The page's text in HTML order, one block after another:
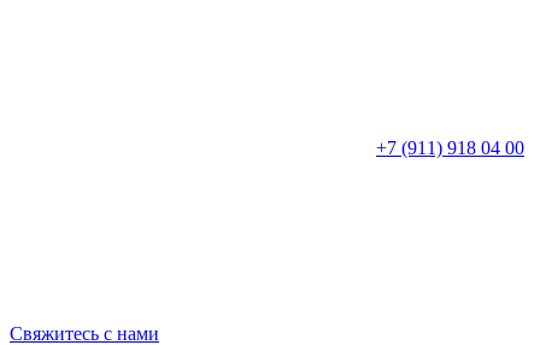
+7 (911) 918 04 00
Свяжитесь с нами